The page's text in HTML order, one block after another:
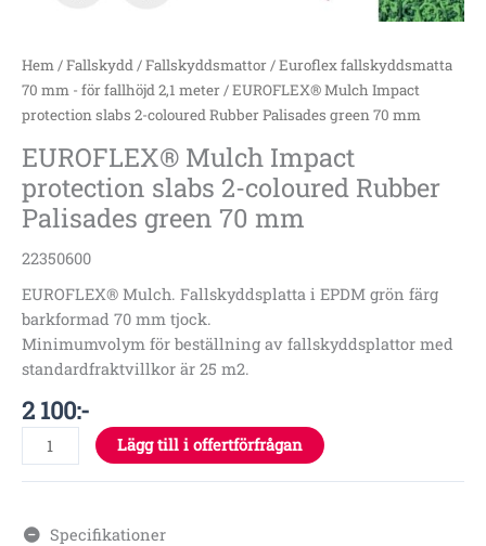
Hem/Fallskydd/Fallskyddsmattor/Euroflex fallskyddsmatta
70 mm - för fallhöjd 2,1 meter/ EUROFLEX® Mulch Impact
protection slabs 2-coloured Rubber Palisades green 70 mm
EUROFLEX® Mulch Impact
protection slabs 2-coloured Rubber
Palisades green 70 mm
22350600
EUROFLEX® Mulch. Fallskyddsplatta i EPDM grön färg
barkformad 70 mm tjock.
Minimumvolym för beställning av fallskyddsplattor med
standardfraktvillkor är 25 m2.
2 100:-
Lägg till i offertförfrågan
Specifikationer